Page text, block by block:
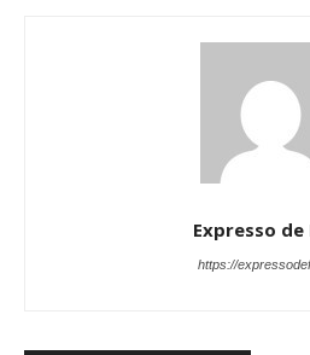
Expresso de
https://